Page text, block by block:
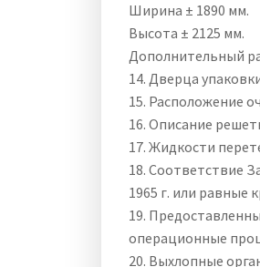
Ширина ± 1890 мм.
Высота ± 2125 мм.
Дополнительный
14. Дверца
15. Расположение
16. Описание
17. Жидкости
18. Соответствие
1965 г. или равные
19.
операционные
20. Выхлопные